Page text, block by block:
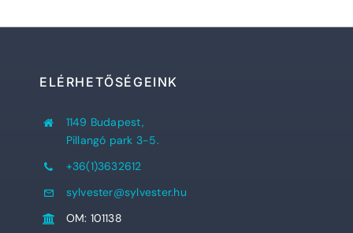
ELÉRHETŐSÉGEINK
1149 Budapest,
Pillangó park 3-5.
+36(1)3632612
sylvester@sylvester.hu
OM: 101138